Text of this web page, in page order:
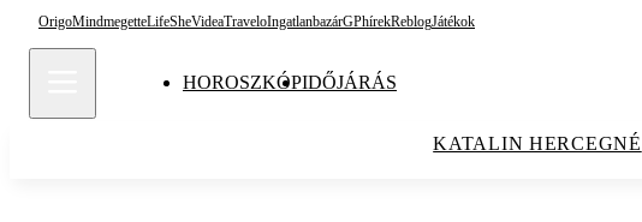
OrigoMindmegetteLifeSheVideaTraveloIngatlanbazárGPhírekReblogJátékok
HOROSZKÓPIDŐJÁRÁS
KATALIN HERCEGNÉ